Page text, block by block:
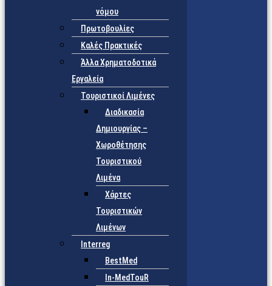
νόμου
Πρωτοβουλίες
Καλές Πρακτικές
Άλλα Χρηματοδοτικά
Εργαλεία
Τουριστικοί Λιμένες
Διαδικασία
Δημιουργίας –
Χωροθέτησης
Τουριστικού
Λιμένα
Χάρτες
Τουριστικών
Λιμένων
Interreg
BestMed
In-MedTouR